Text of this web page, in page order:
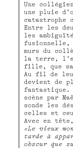
Une
une pluie
Entre les
les
fusionnelle,
murs du
la terre,
fille, que sa
Au fil de
devient de
fantastique.
scène par
sonde les
celles et
Avec en
«Le vieux
tarde à
obscur que